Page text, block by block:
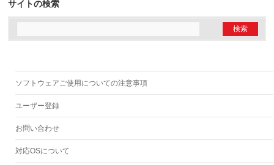
サイトの検索
ソフトウェアご使用についての注意事項
ユーザー登録
お問い合わせ
対応OSについて